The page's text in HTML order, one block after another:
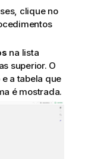
, clique no
na lista
superior. O
e a tabela que
é mostrada.